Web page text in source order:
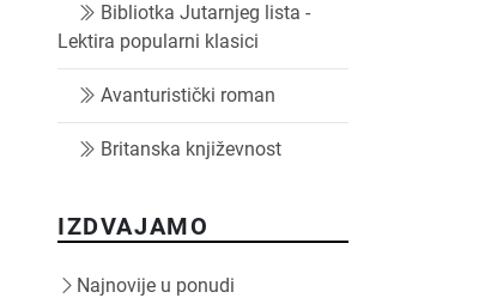
Bibliotka Jutarnjeg lista -
Lektira popularni klasici
Avanturistički roman
Britanska književnost
IZDVAJAMO
Najnovije u ponudi